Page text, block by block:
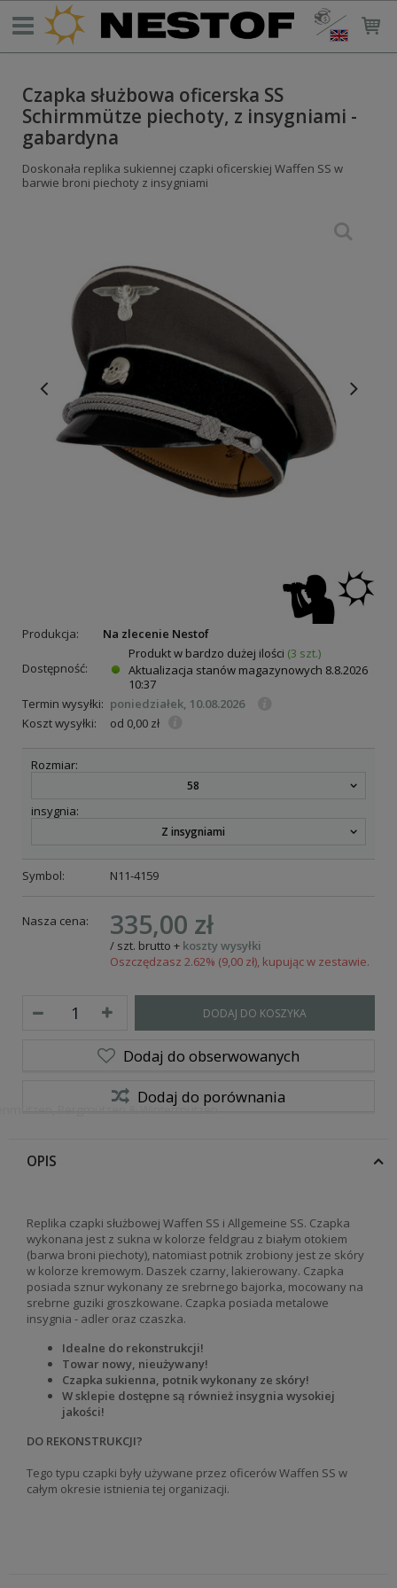
Bergmützen & Wintermützen
Czapka służbowa oficerska SS
Schirmmütze piechoty, z insygniami -
gabardyna
Doskonała replika sukiennej czapki oficerskiej Waffen SS w
barwie broni piechoty z insygniami
Produkcja: Na zlecenie Nestof
Dostępność:
Produkt w bardzo dużej ilości (3 szt.)
Aktualizacja stanów magazynowych 8.8.2026
10:37
Termin wysyłki: poniedziałek, 10.08.2026
Koszt wysyłki:
od 0,00 zł
Rozmiar:
58
insygnia:
Z insygniami
Symbol: N11-4159
Nasza cena: 335,00 zł
/ szt. brutto + koszty wysyłki
Oszczędzasz 2.62% (9,00 zł), kupując w zestawie.
DODAJ DO KOSZYKA
Dodaj do obserwowanych
Dodaj do porównania
OPIS
Replika czapki służbowej Waffen SS i Allgemeine SS. Czapka
wykonana jest z sukna w kolorze feldgrau z białym otokiem
(barwa broni piechoty), natomiast potnik zrobiony jest ze skóry
w kolorze kremowym. Daszek czarny, lakierowany. Czapka
posiada sznur wykonany ze srebrnego bajorka, mocowany na
srebrne guziki groszkowane. Czapka posiada metalowe
insygnia - adler oraz czaszka.
Idealne do rekonstrukcji!
Towar nowy, nieużywany!
Czapka sukienna, potnik wykonany ze skóry!
W sklepie dostępne są również insygnia wysokiej
jakości!
DO REKONSTRUKCJI?
Tego typu czapki były używane przez oficerów Waffen SS w
całym okresie istnienia tej organizacji.